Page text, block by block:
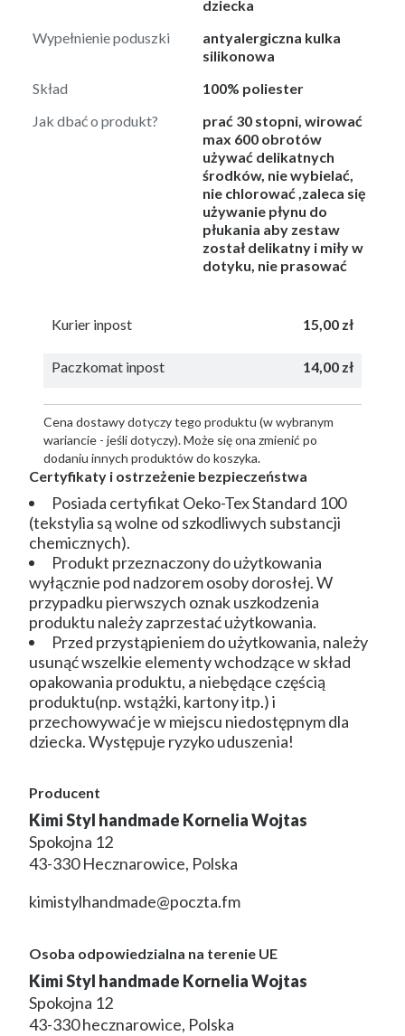
dziecka
Wypełnienie poduszki
antyalergiczna kulka
silikonowa
Skład
100% poliester
Jak dbać o produkt?
prać 30 stopni, wirować
max 600 obrotów
używać delikatnych
środków, nie wybielać,
nie chlorować ,zaleca się
używanie płynu do
płukania aby zestaw
został delikatny i miły w
dotyku, nie prasować
Kurier inpost 15,00 zł
Paczkomat inpost 14,00 zł
Cena dostawy dotyczy tego produktu (w wybranym
wariancie - jeśli dotyczy). Może się ona zmienić po
dodaniu innych produktów do koszyka.
Certyfikaty i ostrzeżenie bezpieczeństwa
Posiada certyfikat Oeko-Tex Standard 100
(tekstylia są wolne od szkodliwych substancji
chemicznych).
Produkt przeznaczony do użytkowania
wyłącznie pod nadzorem osoby dorosłej. W
przypadku pierwszych oznak uszkodzenia
produktu należy zaprzestać użytkowania.
Przed przystąpieniem do użytkowania, należy
usunąć wszelkie elementy wchodzące w skład
opakowania produktu, a niebędące częścią
produktu(np. wstążki, kartony itp.) i
przechowywać je w miejscu niedostępnym dla
dziecka. Występuje ryzyko uduszenia!
Producent
Kimi Styl handmade Kornelia Wojtas
Spokojna 12
43-330 Hecznarowice, Polska
kimistylhandmade@poczta.fm
Osoba odpowiedzialna na terenie UE
Kimi Styl handmade Kornelia Wojtas
Spokojna 12
43-330 hecznarowice, Polska